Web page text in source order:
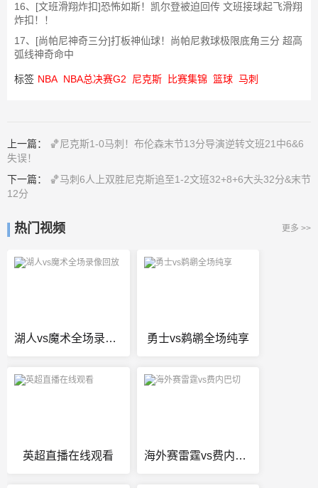
16、[文班滑翔炸扣]恐怖如斯！凯尔登被迫回传 文班接球起飞滑翔
炸扣！！
17、[尚帕尼神奇三分]打板神仙球！尚帕尼救球极限底角三分 超高
弧线神奇命中
标签 NBA NBA总决赛G2 尼克斯 比赛集锦 篮球 马刺
上一篇： 🏀尼克斯1-0马刺！布伦森末节13分导演逆转文班21中6&6
失误！
下一篇： 🏀马刺6人上双胜尼克斯追至1-2文班32+8+6大头32分&末节
12分
热门视频 更多 >>
湖人vs魔术全场录像回放 勇士vs鹈鹕全场纯享
英超直播在线观看 海外赛雷霆vs费内巴切